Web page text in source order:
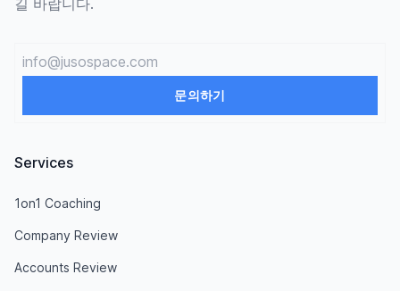
길 바랍니다.
Email
문의하기
Services
1on1 Coaching
Company Review
Accounts Review